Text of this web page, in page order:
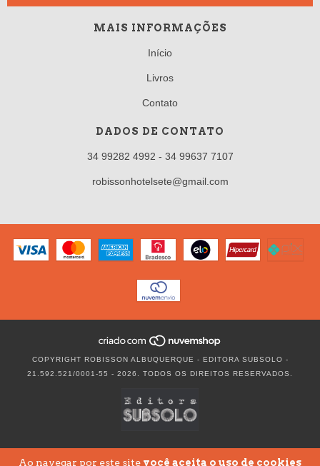
Ao navegar por este site você aceita o uso de cookies
MAIS INFORMAÇÕES
Início
Livros
Contato
DADOS DE CONTATO
34 99282 4992 - 34 99637 7107
robissonhotelsete@gmail.com
COPYRIGHT ROBISSON ALBUQUERQUE - EDITORA SUBSOLO -
21.592.521/0001-55 - 2026. TODOS OS DIREITOS RESERVADOS.